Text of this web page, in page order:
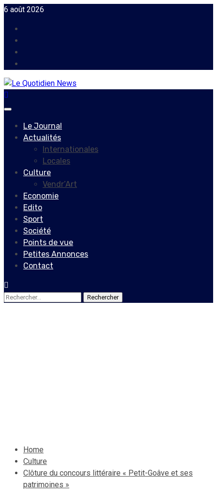
Skip
content
6 août 2026
Primary
Le Journal
Actualités
Internationales
Locales
Culture
Vendr’Art
Economie
Edito
Sport
Société
Points de vue
Petites Annonces
Contact
Rechercher :
Home
Culture
Clôture du concours littéraire « Petit-Goâve et ses
patrimoines »